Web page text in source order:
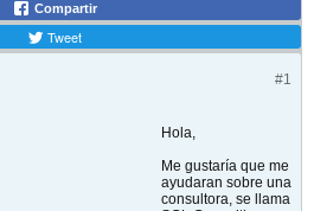
Compartir
Tweet
#1
Hola,
Me gustaría que me
ayudaran sobre una
consultora, se llama